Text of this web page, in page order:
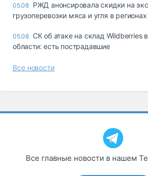
05.08 РЖД анонсировала скидки на
грузоперевозки мяса и угля в регионах
05.08 СК об атаке на склад Wildberries
области: есть пострадавшие
Все новости
Все главные новости в нашем